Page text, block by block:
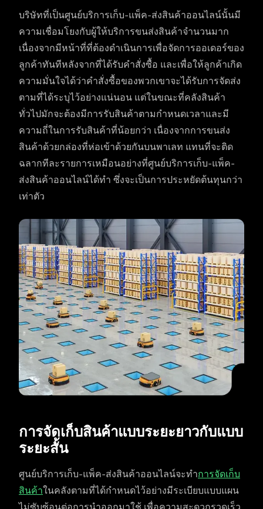
บริษัทที่เป็นศูนย์บริการเก็บ-แพ็ค-ส่งสินค้าออนไลน์นั้นมี
ความเชื่อมโยงกับผู้ให้บริการขนส่งสินค้าจำนวนมาก
เนื่องจากมีหน้าที่ที่ต้องดำเนินการเพื่อจัดการออเดอร์ของ
ลูกค้าทันทีหลังจากที่ได้รับคำสั่งซื้อ และเพื่อให้ลูกค้าเกิด
ความมั่นใจได้ว่าคำสั่งซื้อของพวกเขาจะได้รับการจัดส่ง
ตามที่ได้ระบุไว้อย่างแน่นอน แต่ในขณะที่คลังสินค้า
ทั่วไปมักจะต้องมีการรับสินค้าตามกำหนดเวลาและมี
ความถี่ในการรับสินค้าที่น้อยกว่า เนื่องจากการขนส่ง
สินค้าด้วยกล่องที่ห่อเข้าด้วยกันบนพาเลท แทนที่จะติด
ฉลากทีละรายการเหมือนอย่างที่ศูนย์บริการเก็บ-แพ็ค-
ส่งสินค้าออนไลน์ได้ทำ ซึ่งจะเป็นการประหยัดต้นทุนกว่า
เท่าตัว
การจัดเก็บสินค้าแบบระยะยาวกับแบบ
ระยะสั้น
ศูนย์บริการเก็บ-แพ็ค-ส่งสินค้าออนไลน์จะทำการจัดเก็บ
สินค้าในคลังตามที่ได้กำหนดไว้อย่างมีระเบียบแบบแผน